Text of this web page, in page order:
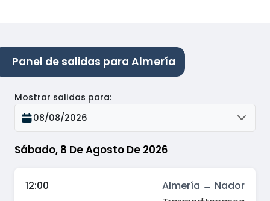
Panel de salidas para Almería
Sábado, 8 De Agosto De 2026
Mostrar salidas para:
08/08/2026
12:00 Almería → Nador